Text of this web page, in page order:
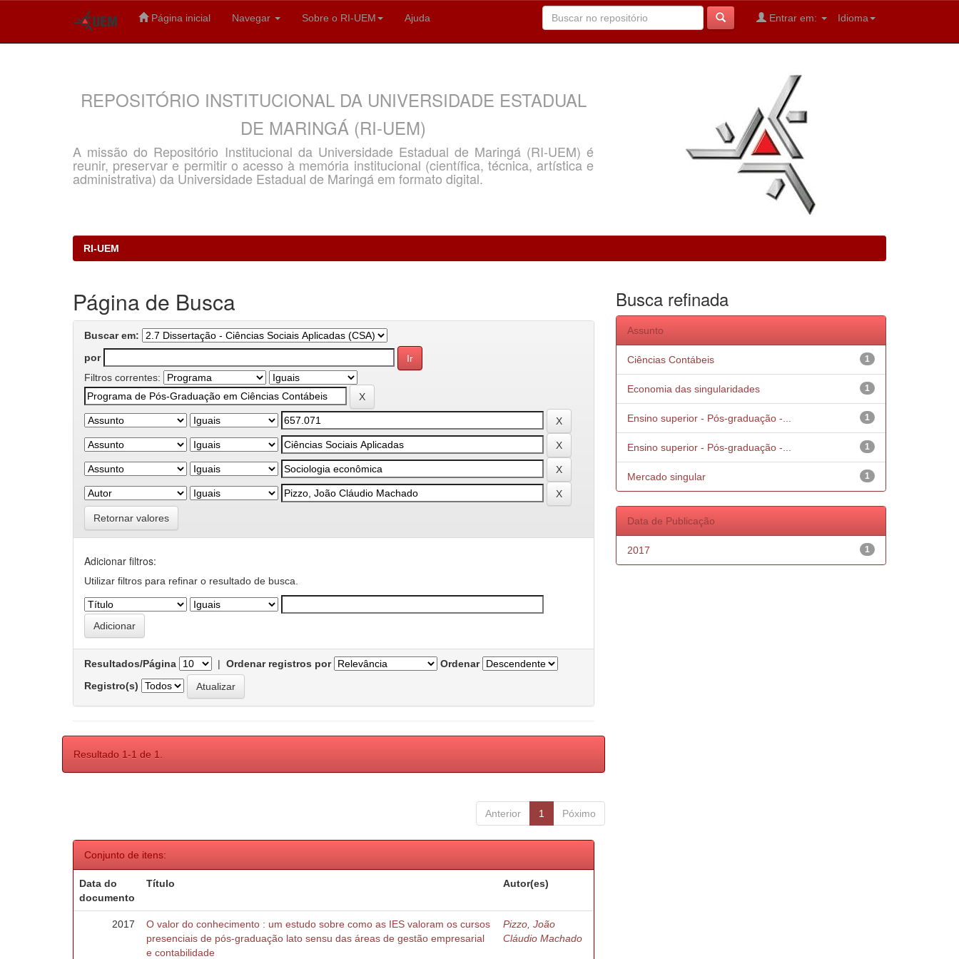
Página inicial Navegar Sobre o RI-UEM Ajuda Idioma
Entrar em:
REPOSITÓRIO INSTITUCIONAL DA UNIVERSIDADE ESTADUAL
DE MARINGÁ (RI-UEM)
A missão do Repositório Institucional da Universidade Estadual de Maringá (RI-UEM) é
reunir, preservar e permitir o acesso à memória institucional (científica, técnica, artística e
administrativa) da Universidade Estadual de Maringá em formato digital.
RI-UEM
Página de Busca
Buscar em:
por
Filtros correntes:
Retornar valores
Adicionar filtros:
Utilizar filtros para refinar o resultado de busca.
Resultados/Página | Ordenar registros por
Ordenar
Registro(s)
Resultado 1-1 de 1.
Anterior 1 Póximo
Conjunto de itens:
Data do
documento
Título Autor(es)
2017
O valor do conhecimento : um estudo sobre como as IES valoram os cursos
presenciais de pós-graduação lato sensu das áreas de gestão empresarial
e contabilidade
Pizzo, João
Cláudio Machado
Busca refinada
Assunto
1
Ciências Contábeis
1
Economia das singularidades
1
Ensino superior - Pós-graduação -...
1
Ensino superior - Pós-graduação -...
1
Mercado singular
Data de Publicação
1
2017